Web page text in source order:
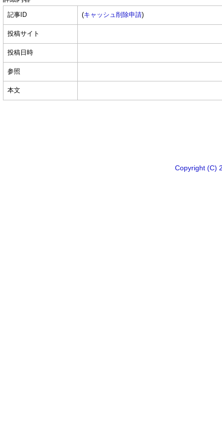
記事ID (キャッシュ削除申請)
投稿サイト
投稿日時
参照
本文
Copyright (C)